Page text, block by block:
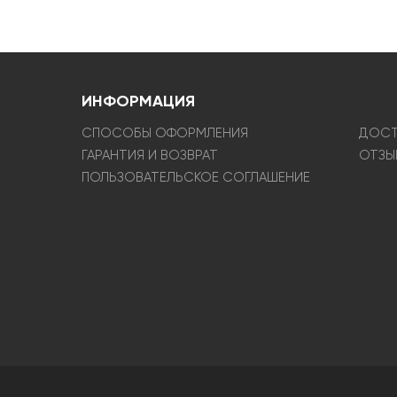
ИНФОРМАЦИЯ
СПОСОБЫ ОФОРМЛЕНИЯ
ГАРАНТИЯ И ВОЗВРАТ
ПОЛЬЗОВАТЕЛЬСКОЕ СОГЛАШЕНИЕ